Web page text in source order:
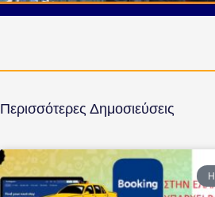
Περισσότερες Δημοσιεύσεις